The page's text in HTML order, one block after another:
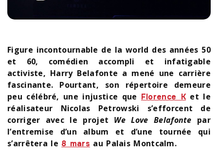
Figure incontournable de la world des années 50
et 60, comédien accompli et infatigable
activiste, Harry Belafonte a mené une carrière
fascinante. Pourtant, son répertoire demeure
peu célébré, une injustice que Florence Ket le
réalisateur Nicolas Petrowski s’efforcent de
corriger avec le projet We Love Belafonte par
l’entremise d’un album et d’une tournée qui
s’arrêtera le 8 mars au Palais Montcalm.